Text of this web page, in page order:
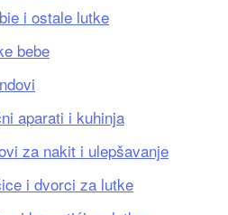
i ostale lutke
bebe
aparati i kuhinja
za nakit i ulepšavanje
i dvorci za lutke